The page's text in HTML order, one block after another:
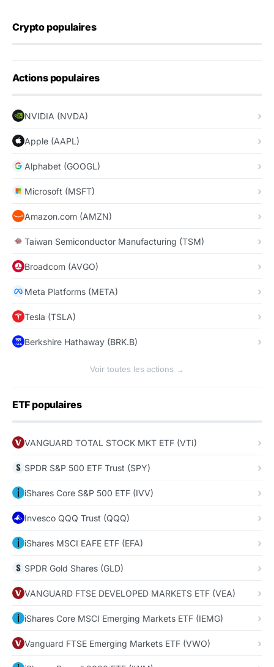
Crypto populaires
Actions populaires
NVIDIA (NVDA)
Apple (AAPL)
Alphabet (GOOGL)
Microsoft (MSFT)
Amazon.com (AMZN)
Taiwan Semiconductor Manufacturing (TSM)
Broadcom (AVGO)
Meta Platforms (META)
Tesla (TSLA)
Berkshire Hathaway (BRK.B)
Voir toutes les actions →
ETF populaires
VANGUARD TOTAL STOCK MKT ETF (VTI)
SPDR S&P 500 ETF Trust (SPY)
iShares Core S&P 500 ETF (IVV)
Invesco QQQ Trust (QQQ)
iShares MSCI EAFE ETF (EFA)
SPDR Gold Shares (GLD)
VANGUARD FTSE DEVELOPED MARKETS ETF (VEA)
iShares Core MSCI Emerging Markets ETF (IEMG)
Vanguard FTSE Emerging Markets ETF (VWO)